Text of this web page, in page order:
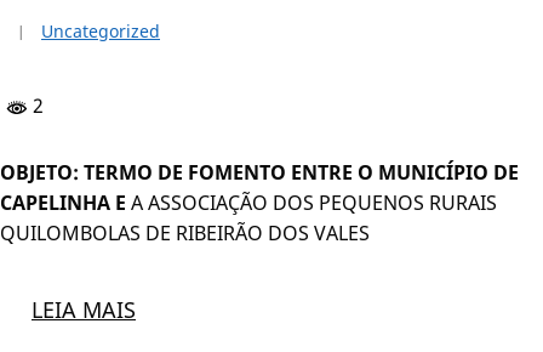
Uncategorized
2
OBJETO: TERMO DE FOMENTO ENTRE O MUNICÍPIO DE
CAPELINHA E A ASSOCIAÇÃO DOS PEQUENOS RURAIS
QUILOMBOLAS DE RIBEIRÃO DOS VALES
LEIA MAIS